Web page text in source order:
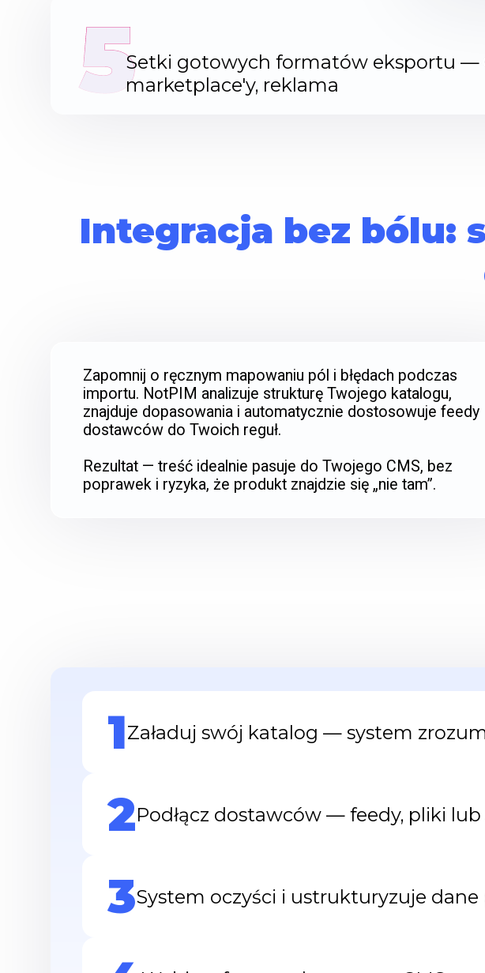
Setki gotowych formatów eksportu —
marketplace'y, reklama
5
Integracja bez bólu:
Zapomnij o ręcznym mapowaniu pól i błędach podczas
importu. NotPIM analizuje strukturę Twojego katalogu,
znajduje dopasowania i automatycznie dostosowuje feedy
dostawców do Twoich reguł.
Rezultat — treść idealnie pasuje do Twojego CMS, bez
poprawek i ryzyka, że produkt znajdzie się „nie tam”.
1Załaduj swój katalog — system
2Podłącz dostawców — feedy, pliki
3System oczyści i ustrukturyzuje